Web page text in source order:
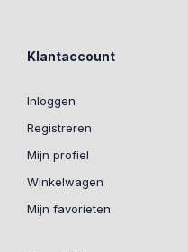
Klantaccount
Inloggen
Registreren
Mijn profiel
Winkelwagen
Mijn favorieten